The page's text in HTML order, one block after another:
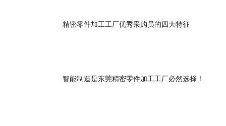
精密零件加工工厂优秀采购员的四大特征
智能制造是东莞精密零件加工工厂​必然选择！